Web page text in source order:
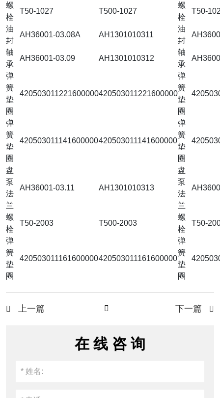
螺
栓
T50-1027 T500-1027
螺
栓
T50-
油
封
AH36001-03.08A AH1301010311
油
封
轴
承
AH36001-03.09 AH1301010312
轴
承
弹
簧
垫
圈
420503011221600000420503011221600000
弹
簧
垫
圈
弹
簧
垫
圈
420503011141600000420503011141600000
弹
簧
垫
圈
盘
泵
法
兰
AH36001-03.11 AH1301010313
盘
泵
法
兰
螺
栓
T50-2003 T500-2003
螺
栓
T50-
弹
簧
垫
圈
420503011161600000420503011161600000
弹
簧
垫
圈
 上一篇  下一篇 
在 线 咨 询